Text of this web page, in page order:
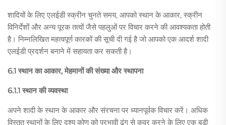
शादियों के लिए एलईडी स्क्रीन चुनते समय, आपको स्थान के आकार, स्क्रीन
विनिर्देशों और अन्य पूरक तत्वों जैसे पहलुओं पर विचार करने की आवश्यकता होती
है। निम्नलिखित महत्वपूर्ण कारकों की सूची दी गई है जो आपको एक आदर्श शादी
एलईडी प्रदर्शन बनाने में सहायता कर सकती है।
6.1 स्थान का आकार, मेहमानों की संख्या और स्थापना
6.1.1 स्थान की व्यवस्था
अपने शादी के स्थान के आकार और संरचना पर ध्यानपूर्वक विचार करें। अधिक
विस्तृत स्थानों के लिए दृश्य कोण को प्रभावी ढंग से कवर करने के लिए एक बड़ी